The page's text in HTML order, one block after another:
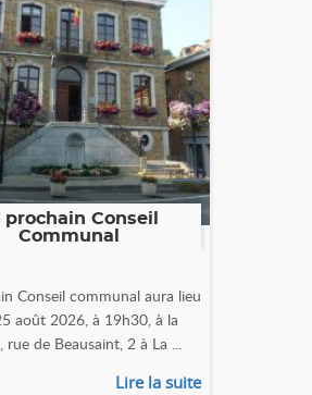
prochain Conseil
Communal
Conseil communal aura lieu
août 2026, à 19h30, à la
rue de Beausaint, 2 à La ...
Lire la suite